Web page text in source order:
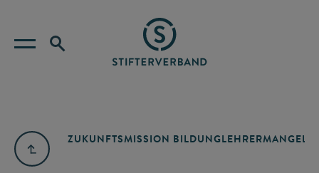
ZUKUNFTSMISSION BILDUNGLEHRERMANGEL